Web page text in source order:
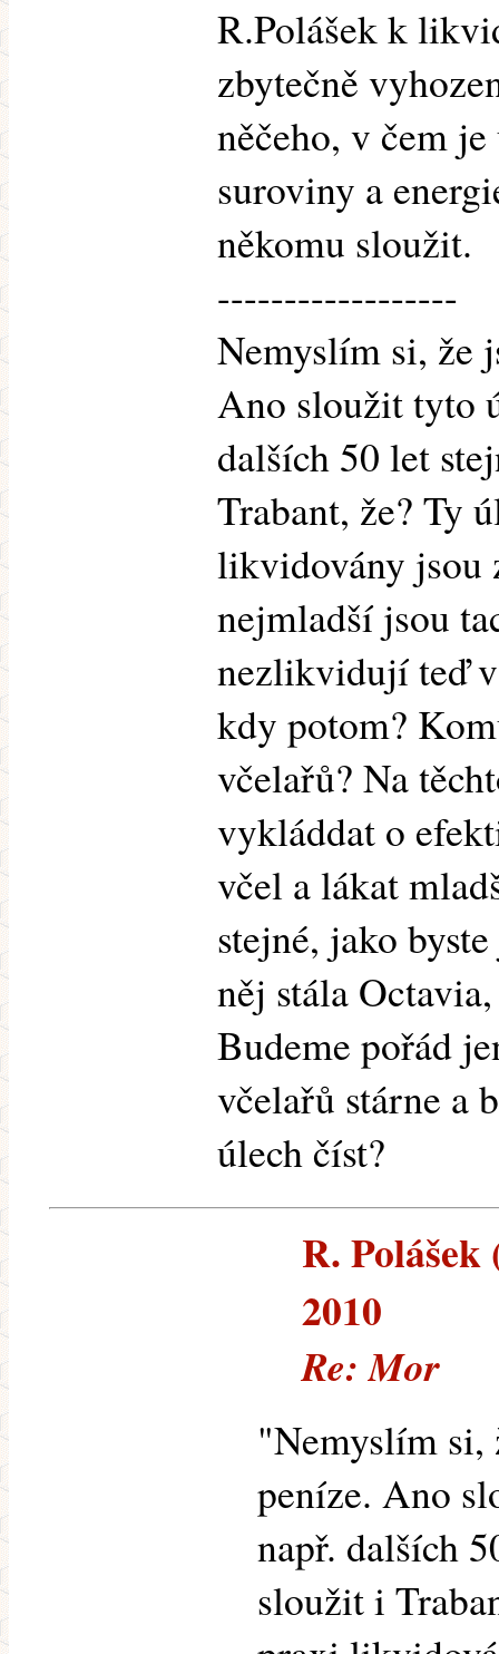
R.Polášek k
zbytečně
něčeho, v čem
suroviny a
někomu sloužit.
------------------
Nemyslím si, že
Ano sloužit tyto
dalších 50 let
Trabant, že? Ty
likvidovány jsou
nejmladší jsou
nezlikvidují teď
kdy potom?
včelařů? Na
vykláddat o
včel a lákat
stejné, jako
něj stála
Budeme pořád
včelařů stárne a
úlech číst?
R. Polášek
2010
Re: Mor
"Nemyslím si,
peníze. Ano
např. dalších
sloužit i